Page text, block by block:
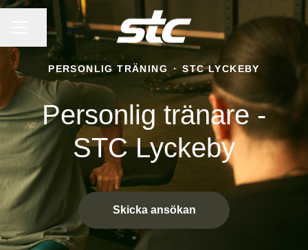
KARRIÄRMENY
Dela sidan
PERSONLIG TRÄNING · STC LYCKEBY
Personlig tränare -
STC Lyckeby
Skicka ansökan